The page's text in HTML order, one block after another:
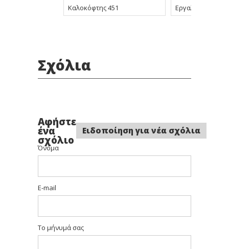
Καλοκόφτης 451 Εργαλείο
Σχόλια
Αφήστε
ένα
σχόλιο
Ειδοποίηση για νέα σχόλια
Όνομα
E-mail
Το μήνυμά σας